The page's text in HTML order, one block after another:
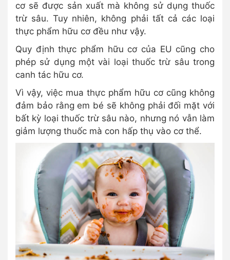
cơ sẽ được sản xuất mà không sử dụng thuốc
trừ sâu. Tuy nhiên, không phải tất cả các loại
thực phẩm hữu cơ đều như vậy.
Quy định thực phẩm hữu cơ của EU cũng cho
phép sử dụng một vài loại thuốc trừ sâu trong
canh tác hữu cơ.
Vì vậy, việc mua thực phẩm hữu cơ cũng không
đảm bảo rằng em bé sẽ không phải đối mặt với
bất kỳ loại thuốc trừ sâu nào, nhưng nó vẫn làm
giảm lượng thuốc mà con hấp thụ vào cơ thể.